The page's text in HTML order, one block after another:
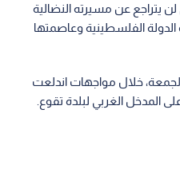
يتراجع عن مسيرته النضالية
الفلسطينية وعاصمتها
خلال مواجهات اندلعت
المدخل الغربي لبلدة تقوع.